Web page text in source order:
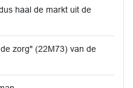
haal de markt uit de
zorg" (22M73) van de